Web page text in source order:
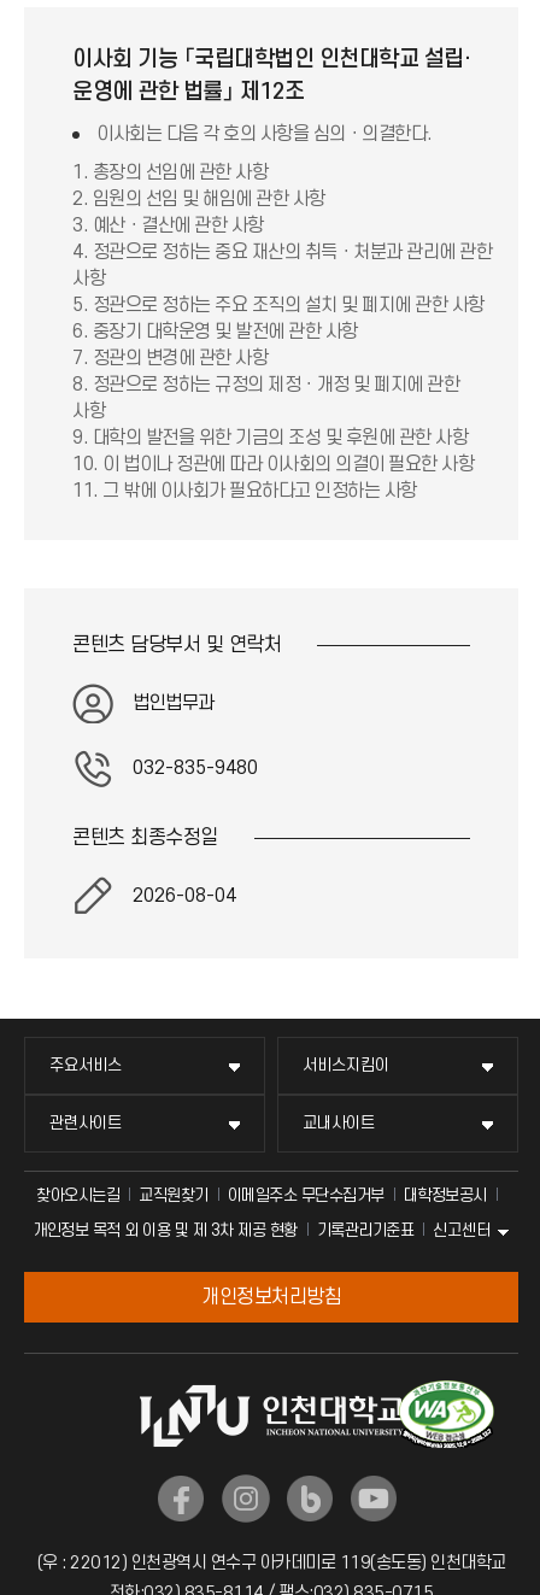
이사회 기능 「국립대학법인 인천대학교 설립·
운영에 관한 법률」 제12조
이사회는 다음 각 호의 사항을 심의ㆍ의결한다.
1. 총장의 선임에 관한 사항
2. 임원의 선임 및 해임에 관한 사항
3. 예산ㆍ결산에 관한 사항
4. 정관으로 정하는 중요 재산의 취득ㆍ처분과 관리에 관한
사항
5. 정관으로 정하는 주요 조직의 설치 및 폐지에 관한 사항
6. 중장기 대학운영 및 발전에 관한 사항
7. 정관의 변경에 관한 사항
8. 정관으로 정하는 규정의 제정ㆍ개정 및 폐지에 관한
사항
9. 대학의 발전을 위한 기금의 조성 및 후원에 관한 사항
10. 이 법이나 정관에 따라 이사회의 의결이 필요한 사항
11. 그 밖에 이사회가 필요하다고 인정하는 사항
콘텐츠 담당부서 및 연락처
법인법무과
032-835-9480
콘텐츠 최종수정일
2026-08-04
주요서비스 서비스지킴이
관련사이트 교내사이트
찾아오시는길 교직원찾기 이메일주소 무단수집거부
대학정보공시
개인정보 목적 외 이용 및 제 3차 제공 현황
기록관리기준표 신고센터
개인정보처리방침
(우 : 22012) 인천광역시 연수구 아카데미로 119(송도동) 인천대학교